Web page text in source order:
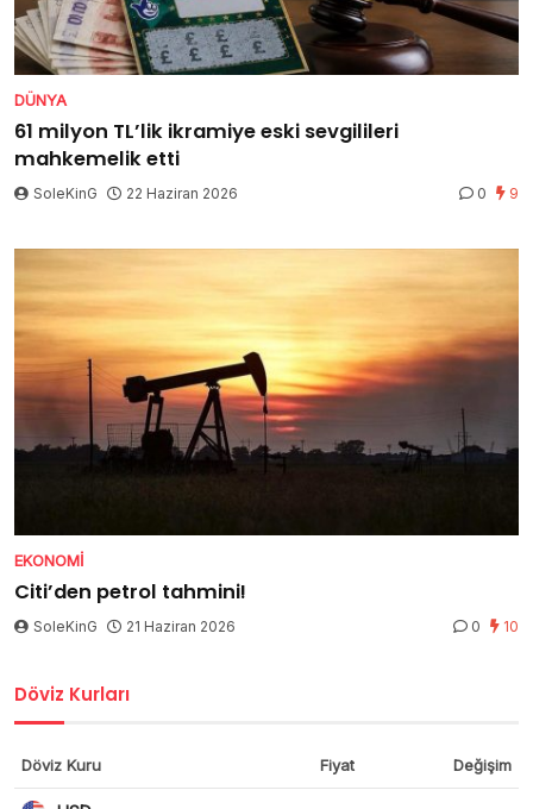
DÜNYA
61 milyon TL’lik ikramiye eski sevgilileri
mahkemelik etti
SoleKinG 22 Haziran 2026 0 9
EKONOMI
Citi’den petrol tahmini!
SoleKinG 21 Haziran 2026 0 10
Döviz Kurları
Döviz Kuru Fiyat Değişim